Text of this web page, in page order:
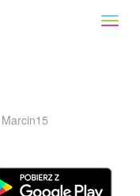
Marcin15